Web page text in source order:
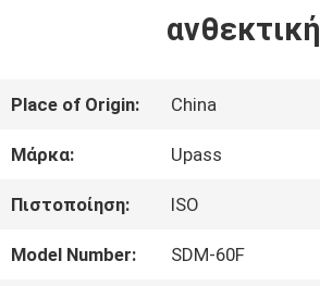
ΕΜΦΆΝΙΣΗ
ΣΧΕΤΙΚΆ
ανθεκτική
Place of Origin: China
Μάρκα: Upass
Πιστοποίηση: ISO
Model Number: SDM-60F